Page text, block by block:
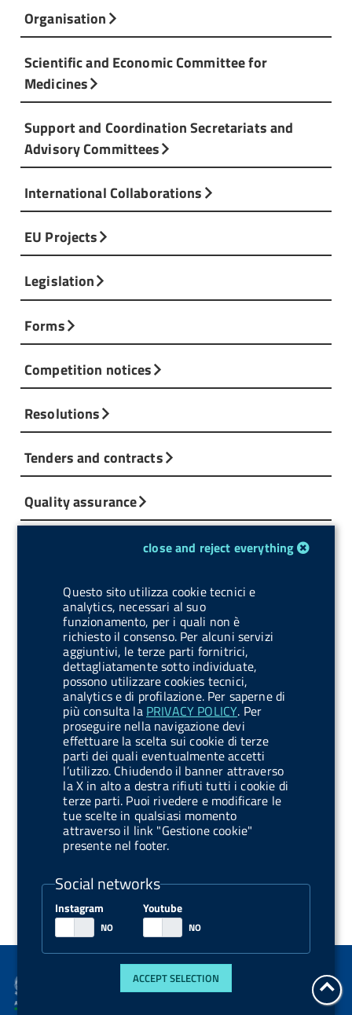
Organisation
Scientific and Economic Committee for
Medicines
Support and Coordination Secretariats and
Advisory Committees
International Collaborations
EU Projects
Legislation
Forms
Competition notices
Resolutions
Tenders and contracts
Quality assurance
Guarantee Committee
Disability Manager
Atti di notifica
Associazioni dei pazienti
AIFA Incontra
Contacts
Certified email
cookie management moduleclose and reject everything
Questo sito utilizza cookie tecnici e
analytics, necessari al suo
funzionamento, per i quali non è
richiesto il consenso. Per alcuni servizi
aggiuntivi, le terze parti fornitrici,
dettagliatamente sotto individuate,
possono utilizzare cookies tecnici,
analytics e di profilazione. Per saperne di
più consulta la PRIVACY POLICY. Per
proseguire nella navigazione devi
effettuare la scelta sui cookie di terze
parti dei quali eventualmente accetti
l’utilizzo. Chiudendo il banner attraverso
la X in alto a destra rifiuti tutti i cookie di
terze parti. Puoi rivedere e modificare le
tue scelte in qualsiasi momento
attraverso il link "Gestione cookie"
presente nel footer.
Social networks
Instagram Youtube
ACCEPT SELECTION
go
to